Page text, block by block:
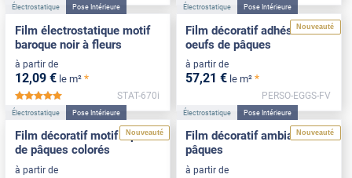
Électrostatique Pose Intérieure
Film électrostatique motif
baroque noir à fleurs
à partir de
12,09 € le m² *
*****
STAT-670i
Nouveauté
Électrostatique Pose Intérieure
Film décoratif adhésif motif
oeufs de pâques
à partir de
57,21 € le m² *
PERSO-EGGS-FV
Nouveauté
Électrostatique Pose Intérieure
Film décoratif motif lapins
de pâques colorés
à partir de
Nouveauté
Électrostatique Pose Intérieure
Film décoratif ambiance
pâques
à partir de